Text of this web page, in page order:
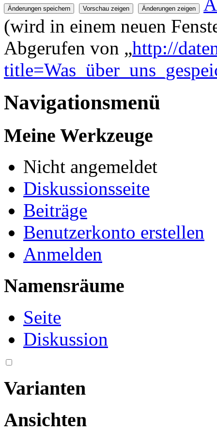
(wird in einem neuen
Abgerufen von „http://
Navigationsmenü
Meine Werkzeuge
Nicht angemeldet
Diskussionsseite
Beiträge
Benutzerkonto erstellen
Anmelden
Namensräume
Seite
Diskussion
Varianten
Ansichten